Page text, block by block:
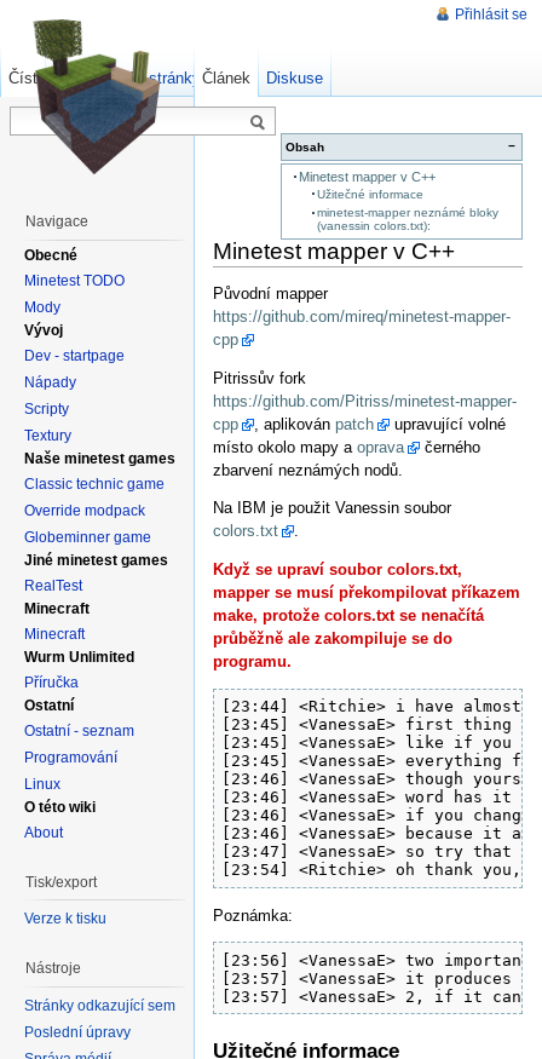
−
Obsah
Minetest mapper v C++
Užitečné informace
minetest-mapper neznámé bloky
(vanessin colors.txt):
Minetest mapper v C++
Původní mapper
https://github.com/mireq/minetest-mapper-
cpp
Pitrissův fork
https://github.com/Pitriss/minetest-mapper-
cpp
, aplikován patch
upravující volné
místo okolo mapy a oprava
černého
zbarvení neznámých nodů.
Na IBM je použit Vanessin soubor
colors.txt
.
Když se upraví soubor colors.txt,
mapper se musí překompilovat příkazem
make, protože colors.txt se nenačítá
průběžně ale zakompiluje se do
programu.
[23:44] <Ritchie> i have almost
[23:45] <VanessaE> first thing
[23:45] <VanessaE> like if you
[23:45] <VanessaE> everything
[23:46] <VanessaE> though yours
[23:46] <VanessaE> word has it
[23:46] <VanessaE> if you
[23:46] <VanessaE> because it
[23:47] <VanessaE> so try that
[23:54] <Ritchie> oh thank
Poznámka:
[23:56] <VanessaE> two
[23:57] <VanessaE> it
[23:57] <VanessaE> 2, if it
Užitečné informace
Přihlásit se
Článek Diskuse
Číst Zdrojový kód stránky Starší verze
Navigace
Obecné
Minetest TODO
Mody
Vývoj
Dev - startpage
Nápady
Scripty
Textury
Naše minetest games
Classic technic game
Override modpack
Globeminner game
Jiné minetest games
RealTest
Minecraft
Minecraft
Wurm Unlimited
Příručka
Ostatní
Ostatní - seznam
Programování
Linux
O této wiki
About
Tisk/export
Verze k tisku
Nástroje
Stránky odkazující sem
Poslední úpravy